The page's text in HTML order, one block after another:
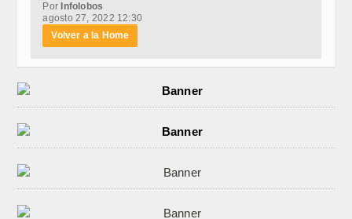
Por Infolobos
agosto 27, 2022 12:30
Volver a la Home